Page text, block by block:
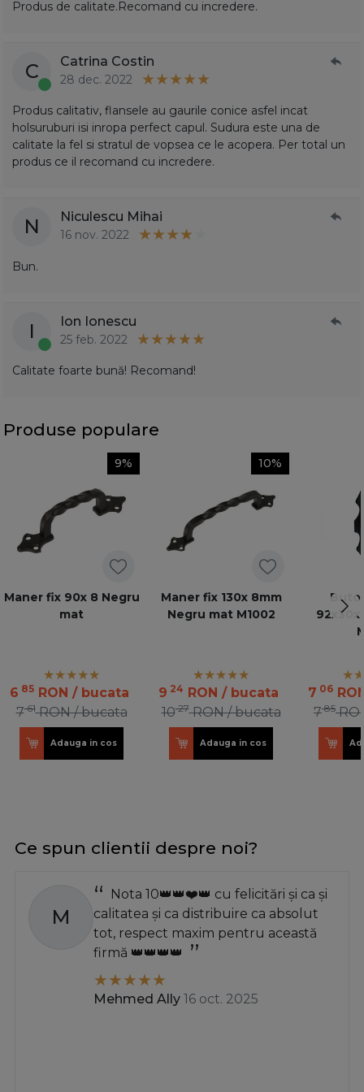
Produs de calitate.Recomand cu incredere.
C Catrina Costin
28 dec. 2022
Produs calitativ, flansele au gaurile conice asfel incat
holsuruburi isi inropa perfect capul. Sudura este una de
calitate la fel si stratul de vopsea ce le acopera. Per total un
produs ce il recomand cu incredere.
N Niculescu Mihai
16 nov. 2022
Bun.
I Ion Ionescu
25 feb. 2022
Calitate foarte bună! Recomand!
Produse populare
9%
Maner fix 90x 8 Negru
mat
6 85 RON / bucata
761 RON / bucata
Adauga in cos
10%
Maner fix 130x 8mm
Negru mat M1002
9 24 RON / bucata
1027 RON / bucata
Adauga in cos
7 06
785
Ce spun clientii despre noi?
M
Nota 10👑👑❤️👑 cu felicitări și ca și
calitatea și ca distribuire ca absolut
tot, respect maxim pentru această
firmă 👑👑👑👑
Mehmed Ally 16 oct. 2025